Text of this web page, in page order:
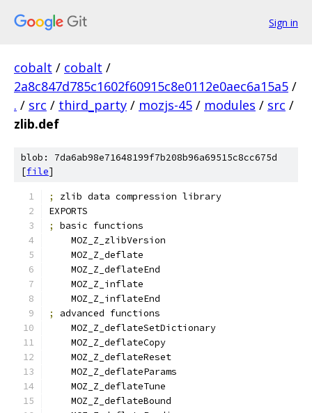
Sign in
cobalt / cobalt /
2a8c847d785c1602f60915c8e0112e0aec6a15a5 /
. / src / third_party / mozjs-45 / modules / src /
zlib.def
blob: 7da6ab98e71648199f7b208b96a69515c8cc675d
[file]
;
zlib data compression library
EXPORTS
;
basic functions
    MOZ_Z_zlibVersion
    MOZ_Z_deflate
    MOZ_Z_deflateEnd
    MOZ_Z_inflate
    MOZ_Z_inflateEnd
;
advanced functions
    MOZ_Z_deflateSetDictionary
    MOZ_Z_deflateCopy
    MOZ_Z_deflateReset
    MOZ_Z_deflateParams
    MOZ_Z_deflateTune
    MOZ_Z_deflateBound